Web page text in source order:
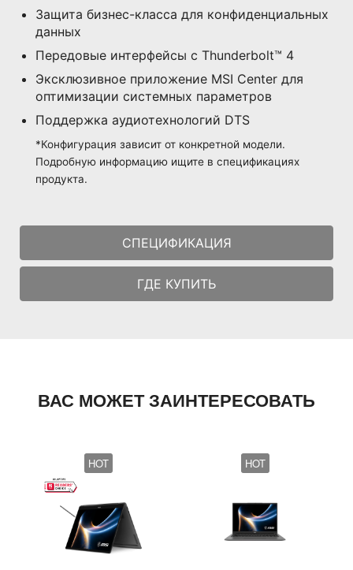
Защита бизнес-класса для конфиденциальных
данных
Передовые интерфейсы с Thunderbolt™ 4
Эксклюзивное приложение MSI Center для
оптимизации системных параметров
Поддержка аудиотехнологий DTS
*Конфигурация зависит от конкретной модели.
Подробную информацию ищите в спецификациях
продукта.
СПЕЦИФИКАЦИЯ
ГДЕ КУПИТЬ
ВАС МОЖЕТ ЗАИНТЕРЕСОВАТЬ
HOT HOT